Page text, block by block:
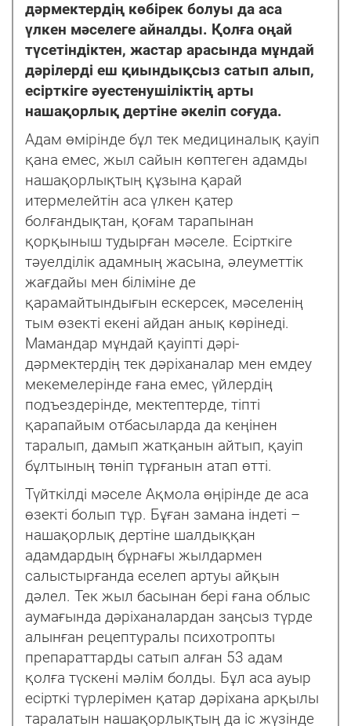
дəрмектердің көбірек болуы да аса
үлкен мəселеге айналды. Қолға оңай
түсетіндіктен, жастар арасында мұндай
дəрілерді еш қиындықсыз сатып алып,
есірткіге əуестенушіліктің арты
нашақорлық дертіне əкеліп соғуда.
Адам өмірінде бұл тек медициналық қауіп
қана емес, жыл сайын көптеген адамды
нашақорлықтың құзына қарай
итермелейтін аса үлкен қатер
болғандықтан, қоғам тарапынан
қорқыныш тудырған мəселе. Есірткіге
тəуелділік адамның жасына, əлеуметтік
жағдайы мен біліміне де
қарамайтындығын ескерсек, мəселенің
тым өзекті екені айдан анық көрінеді.
Мамандар мұндай қауіпті дəрі-
дəрмектердің тек дəріханалар мен емдеу
мекемелерінде ғана емес, үйлердің
подъездерінде, мектептерде, тіпті
қарапайым отбасыларда да кеңінен
таралып, дамып жатқанын айтып, қауіп
бұлтының төніп тұрғанын атап өтті.
Түйткілді мəселе Ақмола өңірінде де аса
өзекті болып тұр. Бұған замана індеті –
нашақорлық дертіне шалдыққан
адамдардың бұрнағы жылдармен
салыстырғанда еселеп артуы айқын
дəлел. Тек жыл басынан бері ғана облыс
аумағында дəріханалардан заңсыз түрде
алынған рецептуралы психотропты
препараттарды сатып алған 53 адам
қолға түскені мəлім болды. Бұл аса ауыр
есірткі түрлерімен қатар дəріхана арқылы
таралатын нашақорлықтың да іс жүзінде